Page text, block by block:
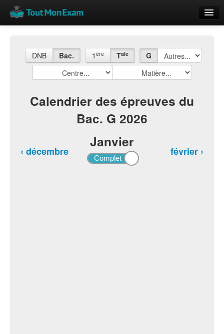
Vue globale
Rajouter
DNB Bac. 1 ère Tale G
Calendrier des épreuves du
Bac. G 2026
Janvier
‹ décembre février ›